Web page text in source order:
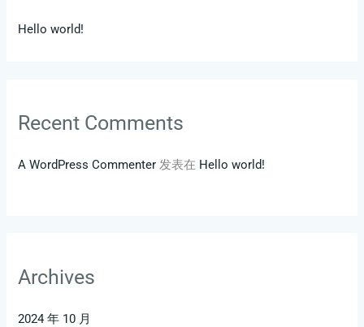
Hello world!
Recent Comments
A WordPress Commenter 发表在 Hello world!
Archives
2024 年 10 月